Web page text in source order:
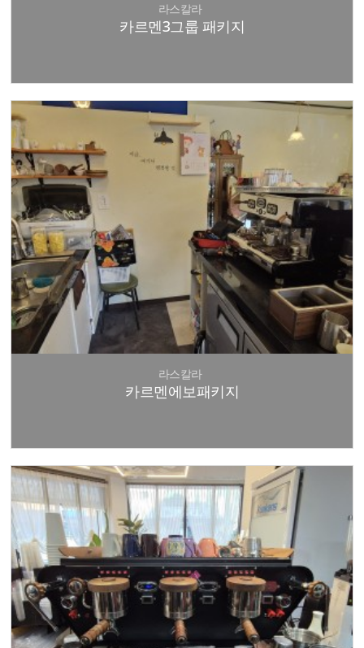
라스칼라
카르멘3그룹 패키지
라스칼라
카르멘에보패키지